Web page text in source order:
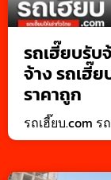
รถเฮี๊ยบรับ
จ้าง รถเฮี๊ย
ราคาถูก
รถเฮี๊ยบ.com ร